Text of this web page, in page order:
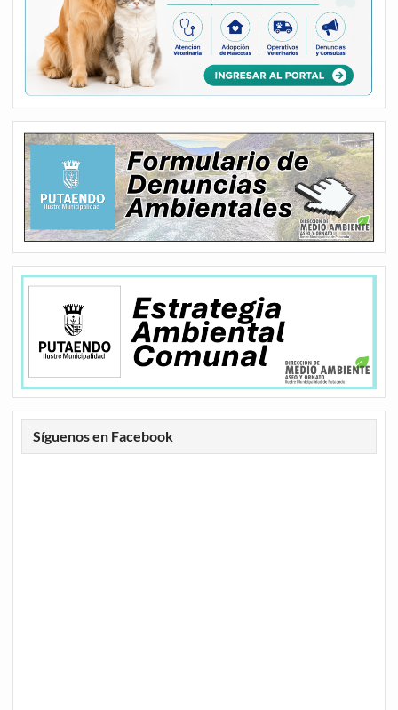
Síguenos en Facebook